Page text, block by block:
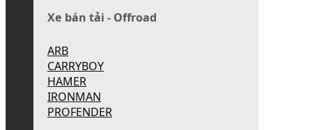
Xe bán tải - Offroad
ARB
CARRYBOY
HAMER
IRONMAN
PROFENDER